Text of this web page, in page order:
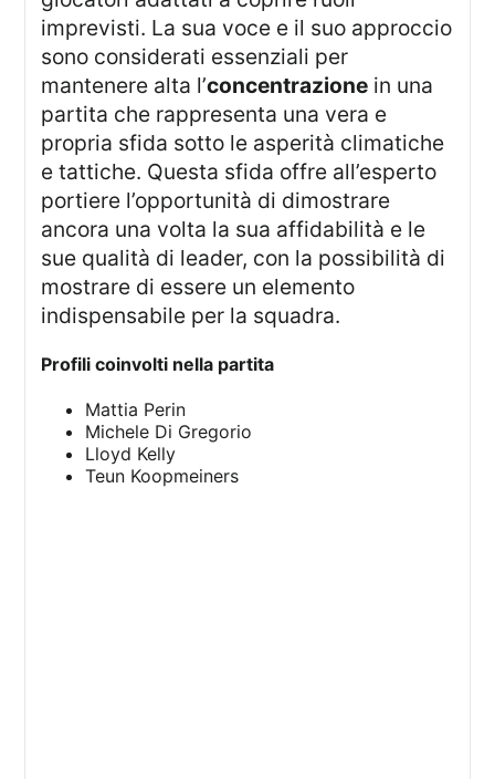
imprevisti. La sua voce e il suo approccio
sono considerati essenziali per
mantenere alta l’concentrazione in una
partita che rappresenta una vera e
propria sfida sotto le asperità climatiche
e tattiche. Questa sfida offre all’esperto
portiere l’opportunità di dimostrare
ancora una volta la sua affidabilità e le
sue qualità di leader, con la possibilità di
mostrare di essere un elemento
indispensabile per la squadra.
Profili coinvolti nella partita
Mattia Perin
Michele Di Gregorio
Lloyd Kelly
Teun Koopmeiners